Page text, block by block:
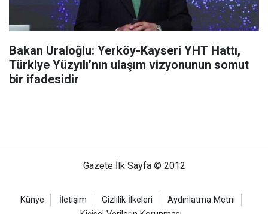
Bakan Uraloğlu: Yerköy-Kayseri YHT Hattı,
Türkiye Yüzyılı’nın ulaşım vizyonunun somut
bir ifadesidir
Gazete İlk Sayfa © 2012
Künye İletişim Gizlilik İlkeleri
Aydınlatma Metni